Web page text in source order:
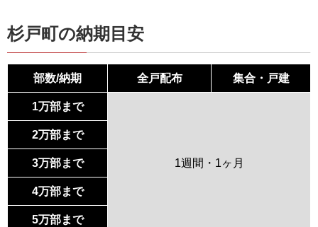
杉戸町の納期目安
部数/納期 全戸配布 集合・戸建
1万部まで
1週間・1ヶ月
2万部まで
3万部まで
4万部まで
5万部まで